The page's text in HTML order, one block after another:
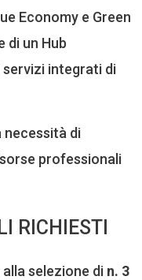
Economy e Green
di un Hub
integrati di
necessità di
professionali
RICHIESTI
selezione di n. 3